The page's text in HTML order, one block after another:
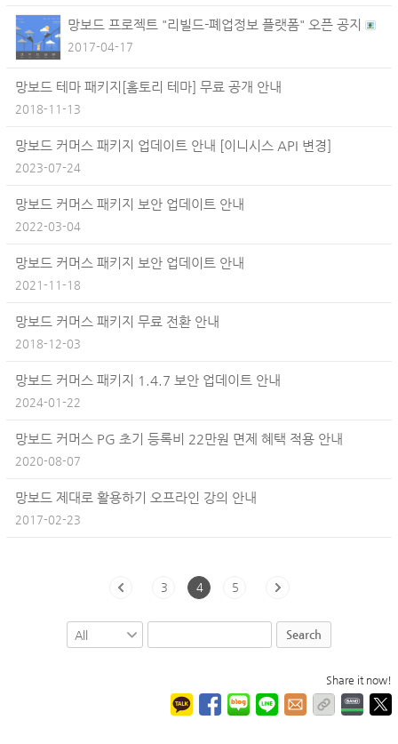
망보드 프로젝트 "리빌드-폐업정보 플랫폼" 오픈 공지
2017-04-17
망보드 테마 패키지[홈토리 테마] 무료 공개 안내
2018-11-13
망보드 커머스 패키지 업데이트 안내 [이니시스 API 변경]
2023-07-24
망보드 커머스 패키지 보안 업데이트 안내
2022-03-04
망보드 커머스 패키지 보안 업데이트 안내
2021-11-18
망보드 커머스 패키지 무료 전환 안내
2018-12-03
망보드 커머스 패키지 1.4.7 보안 업데이트 안내
2024-01-22
망보드 커머스 PG 초기 등록비 22만원 면제 혜택 적용 안내
2020-08-07
망보드 제대로 활용하기 오프라인 강의 안내
2017-02-23
3 4 5
Search
Share it now!